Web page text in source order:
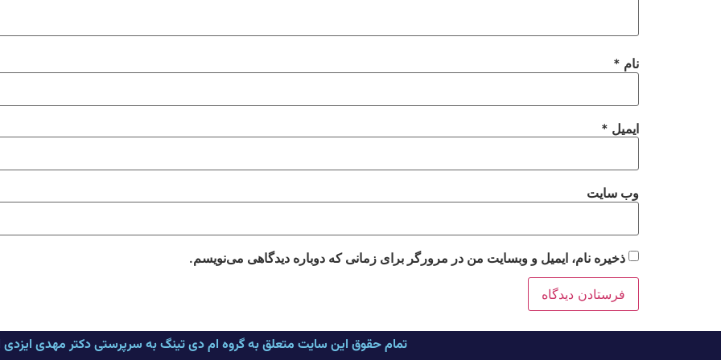
نام *
ایمیل *
وب‌ سایت
ذخیره نام، ایمیل و وبسایت من در مرورگر برای زمانی که دوباره دیدگاهی می‌نویسم.
تمام حقوق این سایت متعلق به گروه ام دی تینگ به سرپرستی دکتر مهدی